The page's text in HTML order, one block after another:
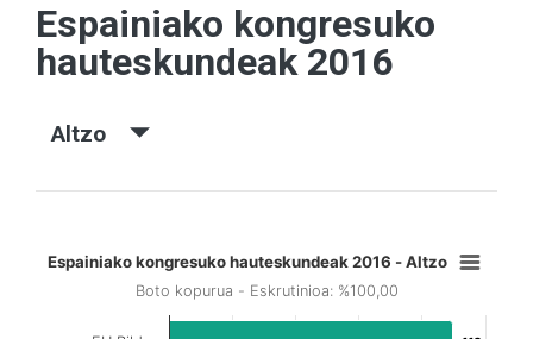
Espainiako kongresuko
hauteskundeak 2016
Altzo
Espainiako kongresuko hauteskundeak 2016 - Altzo
Boto kopurua - Eskrutinioa: %100,00